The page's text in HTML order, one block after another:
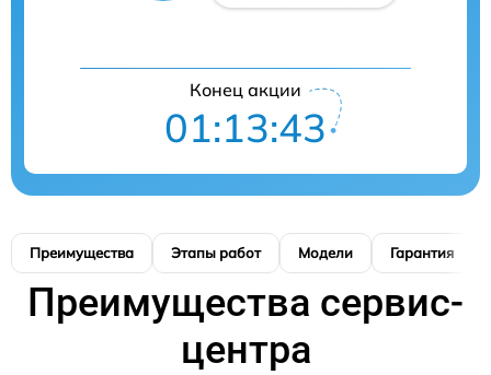
Конец акции
01:13:42
Преимущества Этапы работ Модели Гарантия
Преимущества сервис-
центра